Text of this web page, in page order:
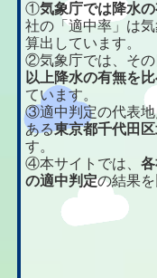
①気象庁では降水
社の「適中率」は
算出しています。
②気象庁では、そ
以上降水の有無を
ています。
③適中判定の代表地
ある東京都千代田
す。
④本サイトでは、
の適中判定の結果を